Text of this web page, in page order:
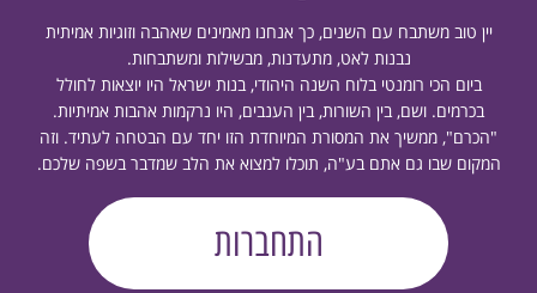
יין טוב משתבח עם השנים, כך אנחנו מאמינים שאהבה וזוגיות אמיתית
נבנות לאט, מתעדנות, מבשילות ומשתבחות.
ביום הכי רומנטי בלוח השנה היהודי, בנות ישראל היו יוצאות לחולל
בכרמים. ושם, בין השורות, בין הענבים, היו נרקמות אהבות אמיתיות.
"הכרם", ממשיך את המסורת המיוחדת הזו יחד עם הבטחה לעתיד. וזה
המקום שבו גם אתם בע"ה, תוכלו למצוא את הלב שמדבר בשפה שלכם.
התחברות